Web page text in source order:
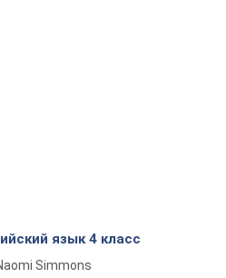
язык 4 класс
Simmons